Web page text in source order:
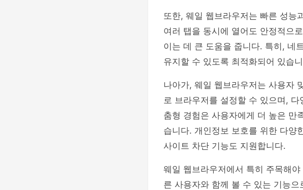
또한, 웨일 웹브라우저는 빠른 성능
여러 탭을 동시에 열어도 안정적으
이는 데 큰 도움을 줍니다. 특히, 네
유지할 수 있도록 최적화되어 있습
나아가, 웨일 웹브라우저는 사용자
로 브라우저를 설정할 수 있으며,
춤형 경험은 사용자에게 더 높은 만
습니다. 개인정보 보호를 위한 다양
사이트 차단 기능도 지원합니다.
웨일 웹브라우저에서 특히 주목해
른 사용자와 함께 볼 수 있는 기능